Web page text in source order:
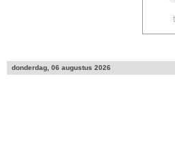
donderdag, 06 augustus 2026